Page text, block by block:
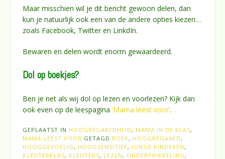
Maar misschien wil je dit bericht gewoon delen, dan
kun je natuurlijk ook een van de andere opties kiezen…
zoals Facebook, Twitter en LinkdIn.
Bewaren en delen wordt enorm gewaardeerd.
Dol op boekjes?
Ben je net als wij dol op lezen en voorlezen? Kijk dan
ook even op de leespagina ‘Mama leest voor’.
GEPLAATST IN HOOGBEGAAFDHEID , MAMA IN DE KLAS,
MAMA LEEST VOOR GETAGD BOEK, HOOGBEGAAFD ,
HOOGGEVOELIG , HOOGSENSITIEF, JONGE KINDEREN ,
KLEUTERKLAS, KLEUTERS, LEZEN , ONDERPRIKKELING ,